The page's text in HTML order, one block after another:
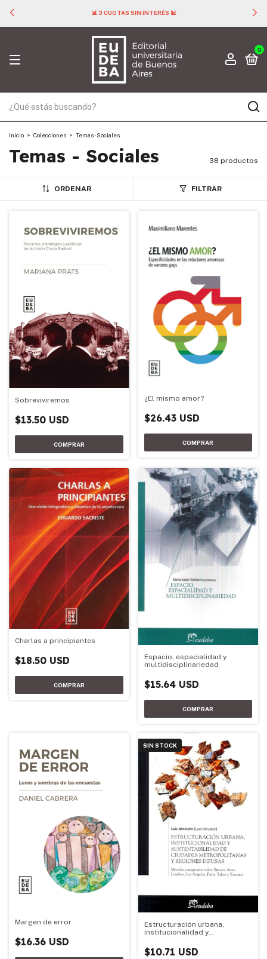
📊 3 CUOTAS SIN INTERÉS 📊
0
Inicio > Colecciones > Temas - Sociales
Temas - Sociales 38 productos
ORDENAR FILTRAR
Sobreviviremos
$13.50 USD
¿El mismo amor?
$26.43 USD
Charlas a principiantes
$18.50 USD
Espacio, espacialidad y
multidisciplinariedad
$15.64 USD
Margen de error
$16.36 USD
SIN STOCK
Estructuración urbana,
institucionalidad y
metropolitanas y regiones dif
$10.71 USD